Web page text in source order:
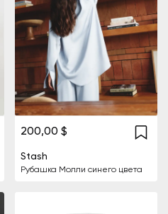
200,00 $
Stash
Рубашка Молли синего цвета